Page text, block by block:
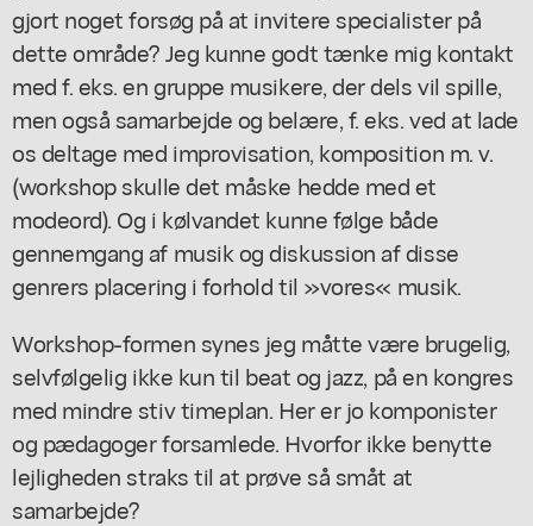
gjort noget forsøg på at invitere specialister på
dette område? Jeg kunne godt tænke mig kontakt
med f. eks. en gruppe musikere, der dels vil spille,
men også samarbejde og belære, f. eks. ved at lade
os deltage med improvisation, komposition m. v.
(workshop skulle det måske hedde med et
modeord). Og i kølvandet kunne følge både
gennemgang af musik og diskussion af disse
genrers placering i forhold til »vores« musik.
Workshop-formen synes jeg måtte være brugelig,
selvfølgelig ikke kun til beat og jazz, på en kongres
med mindre stiv timeplan. Her er jo komponister
og pædagoger forsamlede. Hvorfor ikke benytte
lejligheden straks til at prøve så småt at
samarbejde?